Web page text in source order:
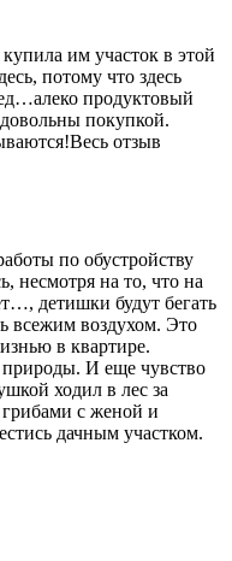
им участок в этой
потому что здесь
…алеко продуктовый
покупкой.
Весь отзыв
по обустройству
несмотря на то, что на
…, детишки будут бегать
всежим воздухом. Это
в квартире.
И еще чувство
ходил в лес за
грибами с женой и
дачным участком.